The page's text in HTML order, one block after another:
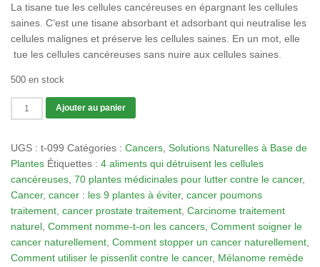
La tisane tue les cellules cancéreuses en épargnant les cellules
saines. C’est une tisane absorbant et adsorbant qui neutralise les
cellules malignes et préserve les cellules saines. En un mot, elle
tue les cellules cancéreuses sans nuire aux cellules saines.
500 en stock
quantité
de
099:
Plantes
pour
soigner
le
cancer
de
sein
Ajouter au panier
UGS : t-099 Catégories : Cancers Solutions Naturelles à Base de
Plantes Étiquettes : 4 aliments qui détruisent les cellules
cancéreuses 70 plantes médicinales pour lutter contre le cancer,
Cancer, cancer : les 9 plantes à éviter, cancer poumons
traitement cancer prostate traitement Carcinome traitement
naturel Comment nomme-t-on les cancers Comment soigner le
cancer naturellement Comment stopper un cancer naturellement
Comment utiliser le pissenlit contre le cancer, Mélanome remède